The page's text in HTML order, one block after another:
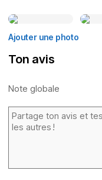
Ajouter une photo
Ton avis
Note globale